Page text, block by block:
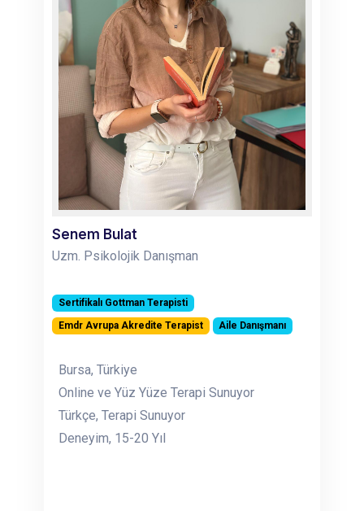
Senem Bulat
Uzm. Psikolojik Danışman
Sertifikalı Gottman Terapisti
Emdr Avrupa Akredite Terapist
Aile Danışmanı
Bursa, Türkiye
Online ve Yüz Yüze Terapi Sunuyor
Türkçe, Terapi Sunuyor
Deneyim, 15-20 Yıl